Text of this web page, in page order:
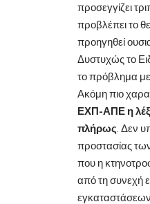
προσεγγίζει
προβλέπει το
προηγηθεί
Δυστυχώς το
το πρόβλημα με
Ακόμη πιο
ΕΧΠ-ΑΠΕ η
πλήρως . Δεν
προστασίας
που η
από τη συνεχή